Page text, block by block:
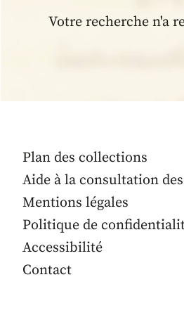
Votre recherche n'a
Plan des collections
Aide à la consultation
Mentions légales
Politique de
Accessibilité
Contact